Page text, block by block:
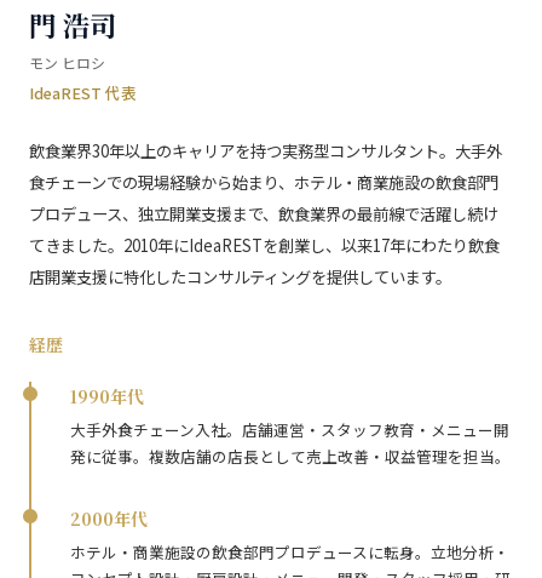
門 浩司
モン ヒロシ
IdeaREST 代表
飲食業界30年以上のキャリアを持つ実務型コンサルタント。大手外
食チェーンでの現場経験から始まり、ホテル・商業施設の飲食部門
プロデュース、独立開業支援まで、飲食業界の最前線で活躍し続け
てきました。2010年にIdeaRESTを創業し、以来17年にわたり飲食
店開業支援に特化したコンサルティングを提供しています。
経歴
1990年代
大手外食チェーン入社。店舗運営・スタッフ教育・メニュー開
発に従事。複数店舗の店長として売上改善・収益管理を担当。
2000年代
ホテル・商業施設の飲食部門プロデュースに転身。立地分析・